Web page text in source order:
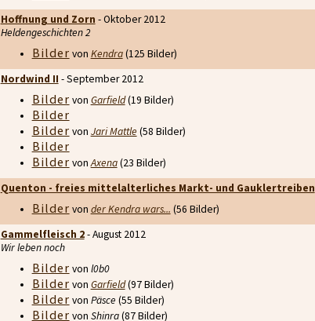
Hoffnung und Zorn - Oktober 2012
Heldengeschichten 2
Bilder von Kendra(125 Bilder)
Nordwind II - September 2012
Bilder von Garfield(19 Bilder)
Bilder
Bilder von Jari Mattle (58 Bilder)
Bilder
Bilder vonAxena(23 Bilder)
Quenton - freies mittelalterliches Markt- und Gauklertreiben
Bilder von der Kendra wars... (56 Bilder)
Gammelfleisch 2- August 2012
Wir leben noch
Bilder von l0b0
Bilder von Garfield(97 Bilder)
Bilder von Päsce (55 Bilder)
Bilder von Shinra(87 Bilder)